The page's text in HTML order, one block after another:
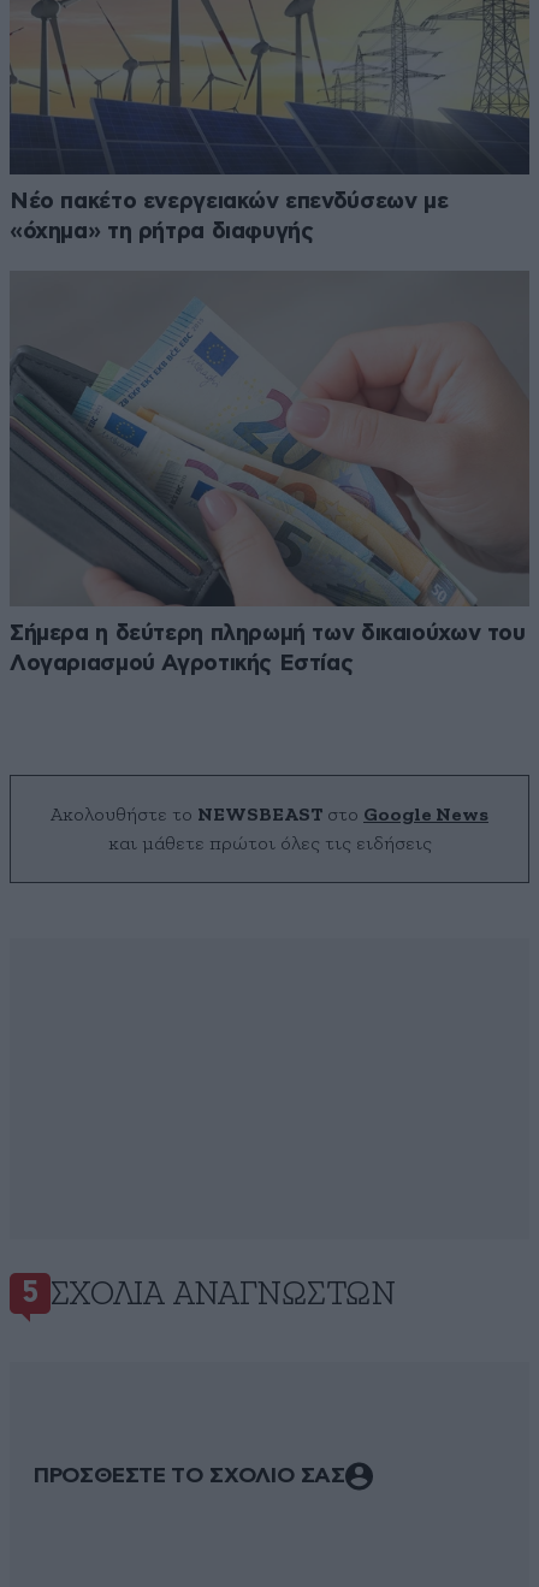
Νέο πακέτο ενεργειακών επενδύσεων με
«όχημα» τη ρήτρα διαφυγής
Σήμερα η δεύτερη πληρωμή των δικαιούχων του
Λογαριασμού Αγροτικής Εστίας
Ακολουθήστε το NEWSBEAST στο Google News
και μάθετε πρώτοι όλες τις ειδήσεις
5 ΣΧΌΛΙΑ ΑΝΑΓΝΩΣΤΏΝ
ΠΡΟΣΘΕΣΤΕ ΤΟ ΣΧΟΛΙΟ ΣΑΣ